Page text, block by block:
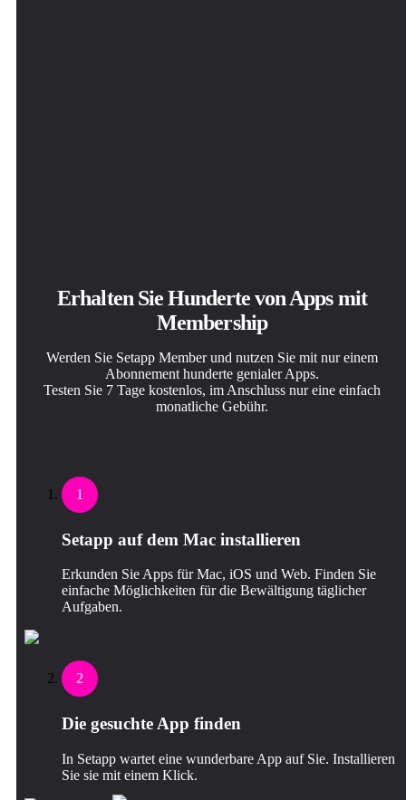
Erhalten Sie Hunderte von Apps mit
Membership
Werden Sie Setapp Member und nutzen Sie mit nur einem
Abonnement hunderte genialer Apps.
Testen Sie 7 Tage kostenlos, im Anschluss nur eine einfach
monatliche Gebühr.
1
Setapp auf dem Mac installieren
Erkunden Sie Apps für Mac, iOS und Web. Finden Sie
einfache Möglichkeiten für die Bewältigung täglicher
Aufgaben.
2
Die gesuchte App finden
In Setapp wartet eine wunderbare App auf Sie. Installieren
Sie sie mit einem Klick.